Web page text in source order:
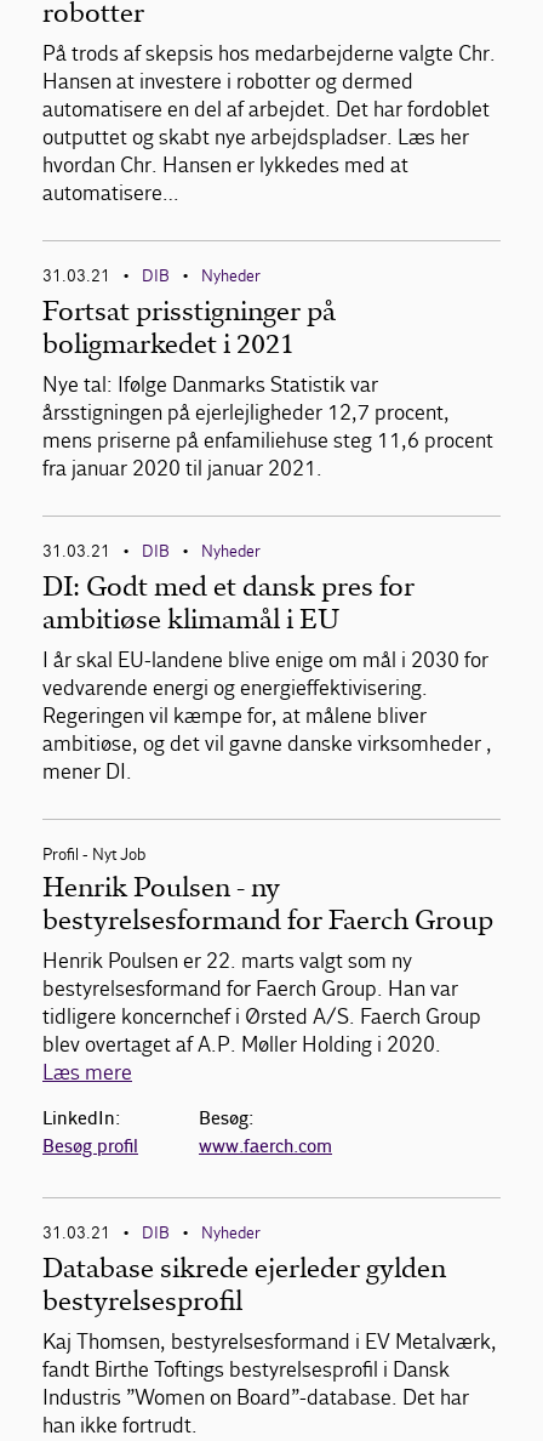
robotter
På trods af skepsis hos medarbejderne valgte Chr.
Hansen at investere i robotter og dermed
automatisere en del af arbejdet. Det har fordoblet
outputtet og skabt nye arbejdspladser. Læs her
hvordan Chr. Hansen er lykkedes med at
automatisere…
31.03.21 • DIB • Nyheder
Fortsat prisstigninger på
boligmarkedet i 2021
Nye tal: Ifølge Danmarks Statistik var
årsstigningen på ejerlejligheder 12,7 procent,
mens priserne på enfamiliehuse steg 11,6 procent
fra januar 2020 til januar 2021.
31.03.21 • DIB • Nyheder
DI: Godt med et dansk pres for
ambitiøse klimamål i EU
I år skal EU-landene blive enige om mål i 2030 for
vedvarende energi og energieffektivisering.
Regeringen vil kæmpe for, at målene bliver
ambitiøse, og det vil gavne danske virksomheder ,
mener DI.
Profil - Nyt Job
Henrik Poulsen - ny
bestyrelsesformand for Faerch Group
Henrik Poulsen er 22. marts valgt som ny
bestyrelsesformand for Faerch Group. Han var
tidligere koncernchef i Ørsted A/S. Faerch Group
blev overtaget af A.P. Møller Holding i 2020.
Læs mere
LinkedIn:
Besøg profil
Besøg:
www.faerch.com
31.03.21 • DIB • Nyheder
Database sikrede ejerleder gylden
bestyrelsesprofil
Kaj Thomsen, bestyrelsesformand i EV Metalværk,
fandt Birthe Toftings bestyrelsesprofil i Dansk
Industris ”Women on Board”-database. Det har
han ikke fortrudt.